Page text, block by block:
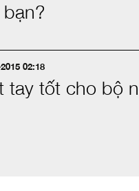
02:18
tay tốt cho bộ